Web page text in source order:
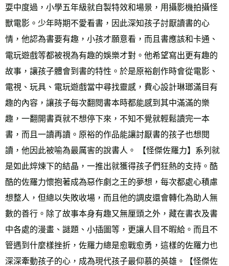
耍中度過，小學五年級就自製特效和場景，用攝影機拍攝怪
獸電影。少年時期不愛看書，因此深知孩子討厭讀書的心
情，他認為書要有趣，小孩才願意看，而且書應該和卡通、
電玩遊戲等都被視為有趣的娛樂才對。他希望寫出更有趣的
故事，讓孩子體會到書的特性。於是原裕創作時會從電影、
電視、玩具、電玩遊戲當中尋找靈感，費心設計琳瑯滿目有
趣的內容，讓孩子每次翻閱書本時都能感到其中滿滿的樂
趣，一翻開書頁就不想停下來，不知不覺就輕鬆讀完一本
書，而且一讀再讀。原裕的作品能讓討厭書的孩子也想閱
讀，他因此被喻為最厲害的說書人。 【怪傑佐羅力】系列就
是如此焠煉下的結晶，一推出就獲得孩子們狂熱的支持。酷
酷的佐羅力懷抱著成為惡作劇之王的夢想，每次都處心積慮
想整人，但總以失敗收場，而且他的調皮還會轉化為助人無
數的善行。除了故事本身有趣又無厘頭之外，藏在書衣及書
中各處的漫畫、謎題、小插圖等，更讓人目不暇給。而且不
管遇到什麼樣挫折，佐羅力總是愈戰愈勇，這樣的佐羅力也
深深牽動孩子的心，成為現代孩子最仰慕的英雄。【怪傑佐